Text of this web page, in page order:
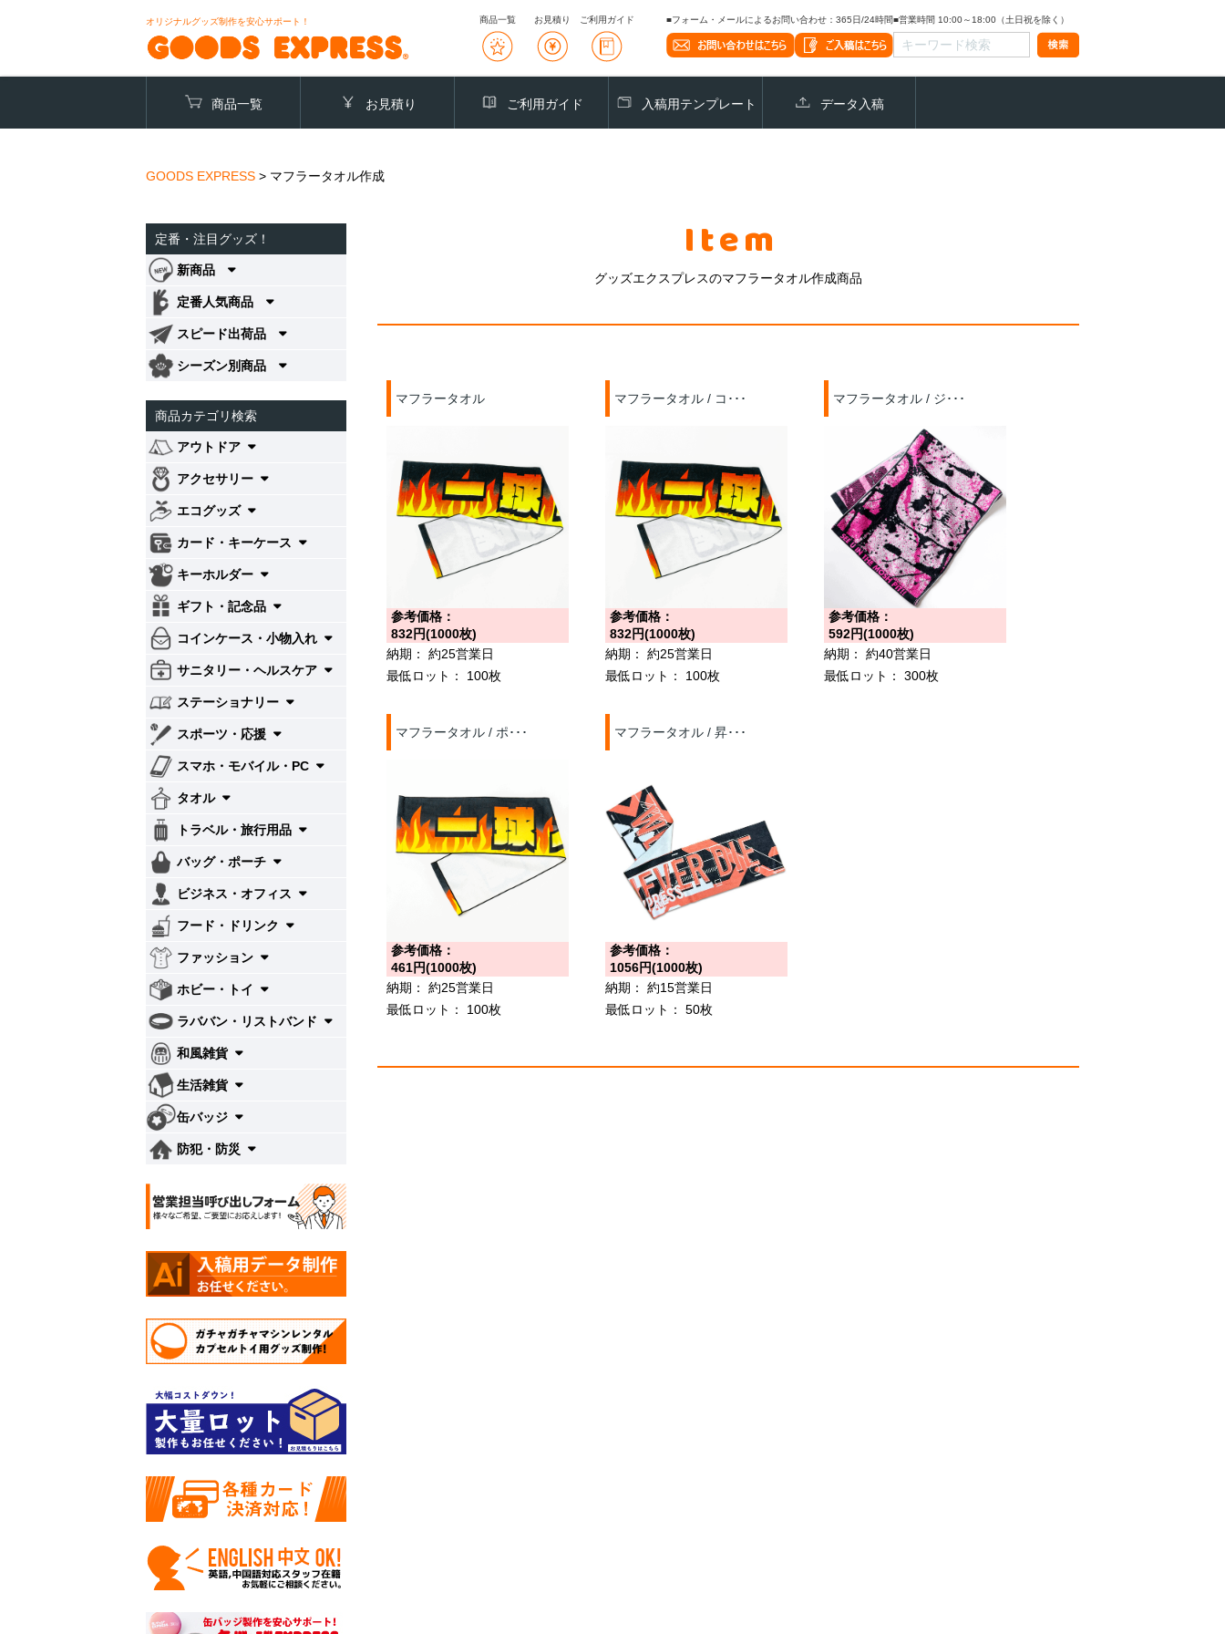
オリジナルグッズ制作を安心サポート！ 商品一覧 お見積り ご利用ガイド ■フォーム・メールによるお問い合わせ：365日/24時間■営業時間 10:00～18:00（土日祝を除く）
商品一覧 お見積り ご利用ガイド 入稿用テンプレート データ入稿
GOODS EXPRESS > マフラータオル作成
Item
グッズエクスプレスのマフラータオル作成商品
マフラータオル
参考価格：
832円(1000枚)
納期：
約25営業日
最低ロット：
100枚
マフラータオル / コ･･･
参考価格：
832円(1000枚)
納期：
約25営業日
最低ロット：
100枚
マフラータオル / ジ･･･
参考価格：
592円(1000枚)
納期：
約40営業日
最低ロット：
300枚
マフラータオル / ポ･･･
参考価格：
461円(1000枚)
納期：
約25営業日
最低ロット：
100枚
マフラータオル / 昇･･･
参考価格：
1056円(1000枚)
納期：
約15営業日
最低ロット：
50枚
定番・注目グッズ！
新商品
定番人気商品
スピード出荷品
シーズン別商品
商品カテゴリ検索
アウトドア
アクセサリー
エコグッズ
カード・キーケース
キーホルダー
ギフト・記念品
コインケース・小物入れ
サニタリー・ヘルスケア
ステーショナリー
スポーツ・応援
スマホ・モバイル・PC
タオル
トラベル・旅行用品
バッグ・ポーチ
ビジネス・オフィス
フード・ドリンク
ファッション
ホビー・トイ
ラババン・リストバンド
和風雑貨
生活雑貨
缶バッジ
防犯・防災